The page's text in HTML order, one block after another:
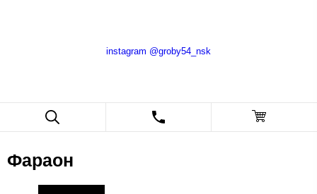
instagram @groby54_nsk
Фараон